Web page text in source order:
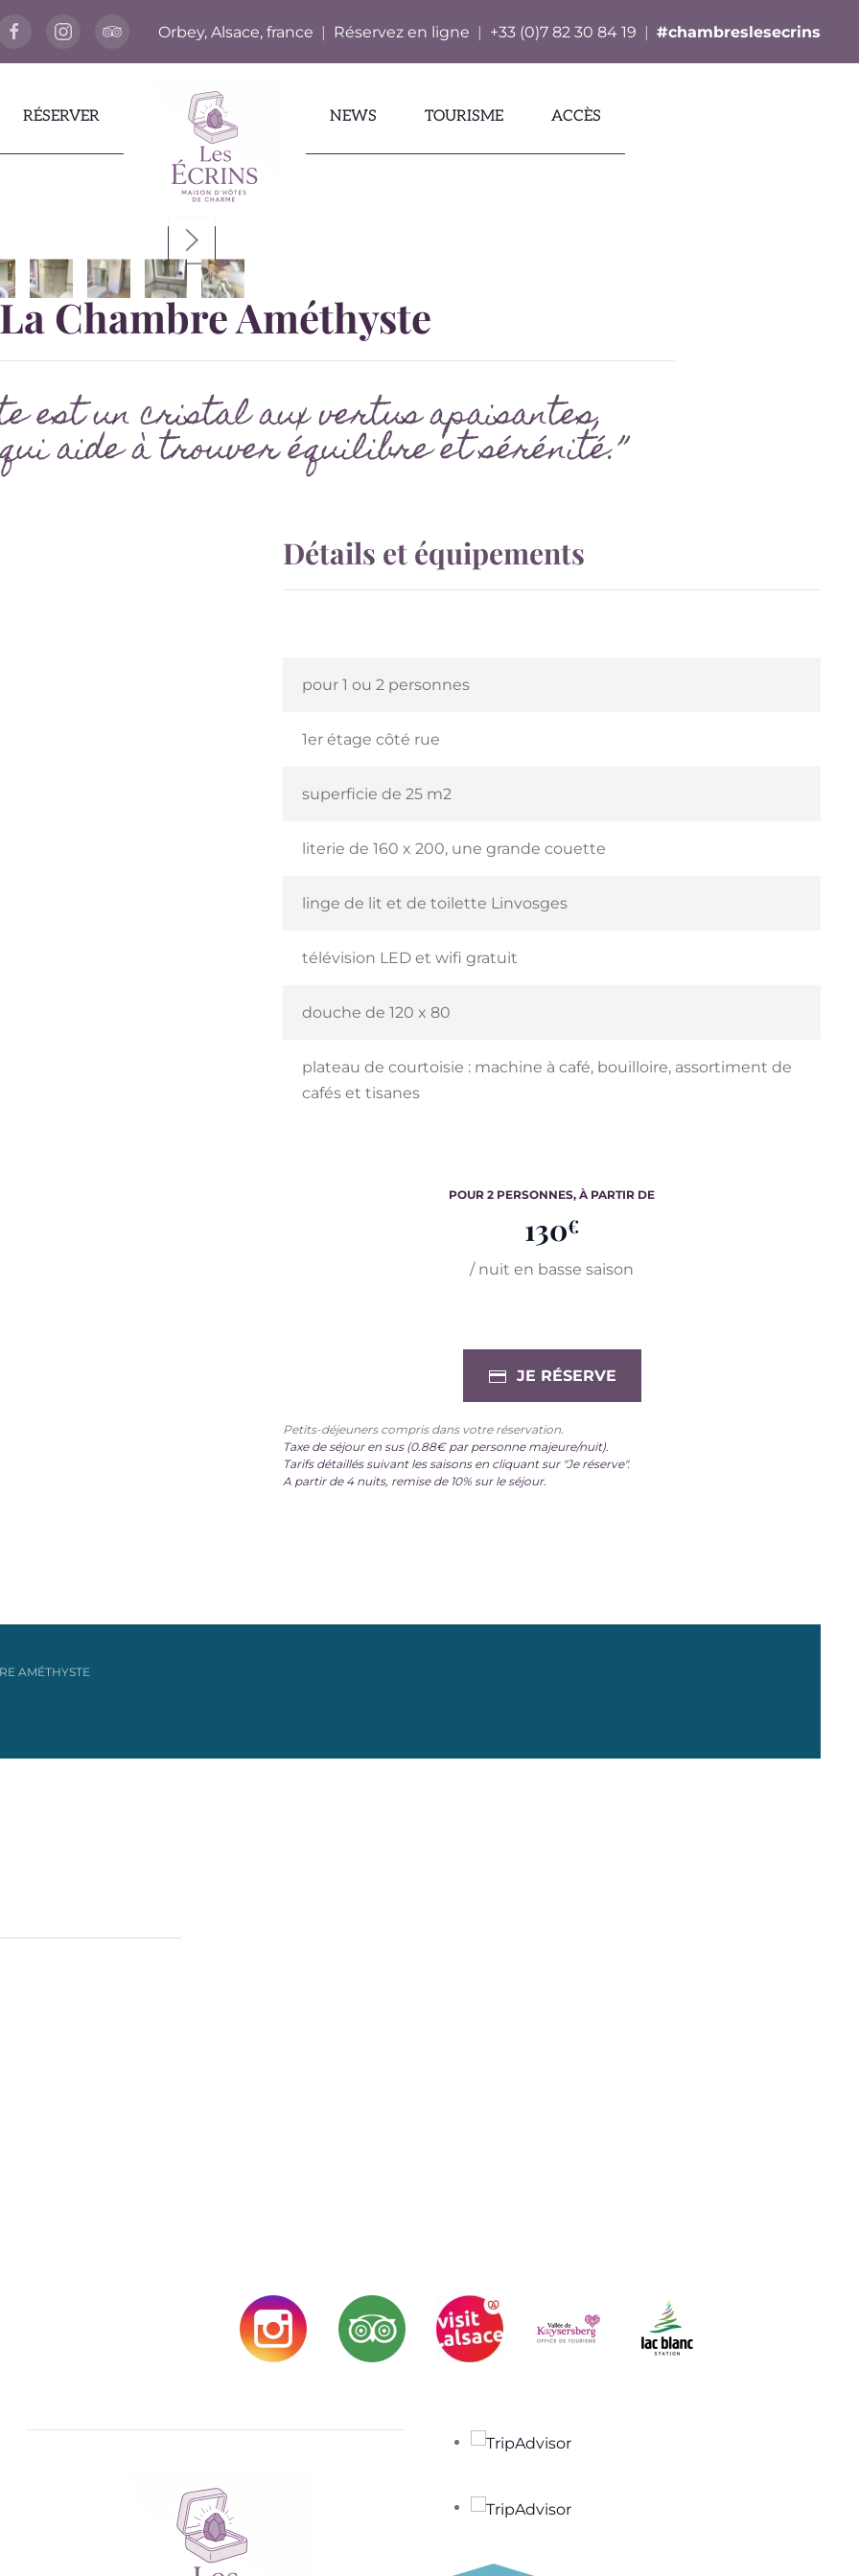
Orbey, Alsace, france | Réservez en ligne | +33 (0)7 82 30 84 19 | #chambreslesecrins
RÉSERVER NEWS TOURISME ACCÈS
La Chambre Améthyste
est un cristal aux vertus apaisantes,
aide à trouver équilibre et sérénité.”
Détails et équipements
pour 1 ou 2 personnes
1er étage côté rue
superficie de 25 m2
literie de 160 x 200, une grande couette
linge de lit et de toilette Linvosges
télévision LED et wifi gratuit
douche de 120 x 80
plateau de courtoisie : machine à café, bouilloire, assortiment de
cafés et tisanes
POUR 2 PERSONNES, À PARTIR DE
130€
/ nuit en basse saison
JE RÉSERVE
Petits-déjeuners compris dans votre réservation.
Taxe de séjour en sus (0.88€ par personne majeure/nuit).
Tarifs détaillés suivant les saisons en cliquant sur "Je réserve".
A partir de 4 nuits, remise de 10% sur le séjour.
AMÉTHYSTE